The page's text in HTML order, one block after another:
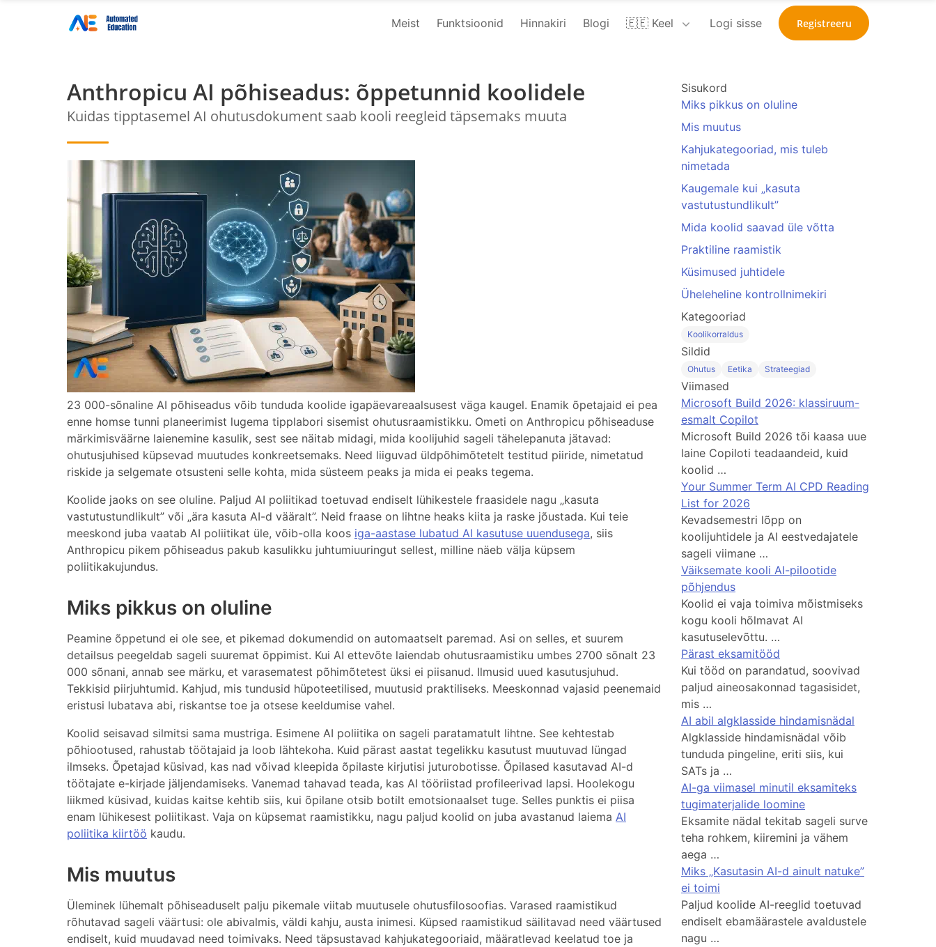
Meist Funktsioonid Hinnakiri Blogi 🇪🇪 Keel Logi sisse Registreeru
Anthropicu AI põhiseadus: õppetunnid koolidele
Kuidas tipptasemel AI ohutusdokument saab kooli reegleid täpsemaks muuta
23 000-sõnaline AI põhiseadus võib tunduda koolide igapäevareaalsusest väga kaugel. Enamik õpetajaid ei pea
enne homse tunni planeerimist lugema tipplabori sisemist ohutusraamistikku. Ometi on Anthropicu põhiseaduse
märkimisväärne laienemine kasulik, sest see näitab midagi, mida koolijuhid sageli tähelepanuta jätavad:
ohutusjuhised küpsevad muutudes konkreetsemaks. Need liiguvad üldpõhimõtetelt testitud piiride, nimetatud
riskide ja selgemate otsusteni selle kohta, mida süsteem peaks ja mida ei peaks tegema.
Koolide jaoks on see oluline. Paljud AI poliitikad toetuvad endiselt lühikestele fraasidele nagu „kasuta
vastutustundlikult” või „ära kasuta AI-d vääralt”. Neid fraase on lihtne heaks kiita ja raske jõustada. Kui teie
meeskond juba vaatab AI poliitikat üle, võib-olla koos iga-aastase lubatud AI kasutuse uuendusega, siis
Anthropicu pikem põhiseadus pakub kasulikku juhtumiuuringut sellest, milline näeb välja küpsem
poliitikakujundus.
Miks pikkus on oluline
Peamine õppetund ei ole see, et pikemad dokumendid on automaatselt paremad. Asi on selles, et suurem
detailsus peegeldab sageli suuremat õppimist. Kui AI ettevõte laiendab ohutusraamistiku umbes 2700 sõnalt 23
000 sõnani, annab see märku, et varasematest põhimõtetest üksi ei piisanud. Ilmusid uued kasutusjuhud.
Tekkisid piirjuhtumid. Kahjud, mis tundusid hüpoteetilised, muutusid praktiliseks. Meeskonnad vajasid peenemaid
eristusi lubatava abi, riskantse toe ja otsese keeldumise vahel.
Koolid seisavad silmitsi sama mustriga. Esimene AI poliitika on sageli paratamatult lihtne. See kehtestab
põhiootused, rahustab töötajaid ja loob lähtekoha. Kuid pärast aastat tegelikku kasutust muutuvad lüngad
ilmseks. Õpetajad küsivad, kas nad võivad kleepida õpilaste kirjutisi juturobotisse. Õpilased kasutavad AI-d
töötajate e-kirjade jäljendamiseks. Vanemad tahavad teada, kas AI tööriistad profileerivad lapsi. Hoolekogu
liikmed küsivad, kuidas kaitse kehtib siis, kui õpilane otsib botilt emotsionaalset tuge. Selles punktis ei piisa
enam lühikesest poliitikast. Vaja on küpsemat raamistikku, nagu paljud koolid on juba avastanud laiema AI
poliitika kiirtöö kaudu.
Mis muutus
Üleminek lühemalt põhiseaduselt palju pikemale viitab muutusele ohutusfilosoofias. Varased raamistikud
rõhutavad sageli väärtusi: ole abivalmis, väldi kahju, austa inimesi. Küpsed raamistikud säilitavad need väärtused
endiselt, kuid muudavad need toimivaks. Need täpsustavad kahjukategooriaid, määratlevad keelatud toe ja
Sisukord
Miks pikkus on oluline
Mis muutus
Kahjukategooriad, mis tuleb
nimetada
Kaugemale kui „kasuta
vastutustundlikult”
Mida koolid saavad üle võtta
Praktiline raamistik
Küsimused juhtidele
Üheleheline kontrollnimekiri
Kategooriad
Koolikorraldus
Sildid
Ohutus Eetika Strateegiad
Viimased
Microsoft Build 2026: klassiruum-
esmalt Copilot
Microsoft Build 2026 tõi kaasa uue
laine Copiloti teadaandeid, kuid
koolid …
Your Summer Term AI CPD Reading
List for 2026
Kevadsemestri lõpp on
koolijuhtidele ja AI eestvedajatele
sageli viimane …
Väiksemate kooli AI-pilootide
põhjendus
Koolid ei vaja toimiva mõistmiseks
kogu kooli hõlmavat AI
kasutuselevõttu. …
Pärast eksamitööd
Kui tööd on parandatud, soovivad
paljud aineosakonnad tagasisidet,
mis …
AI abil algklasside hindamisnädal
Algklasside hindamisnädal võib
tunduda pingeline, eriti siis, kui
SATs ja …
AI-ga viimasel minutil eksamiteks
tugimaterjalide loomine
Eksamite nädal tekitab sageli surve
teha rohkem, kiiremini ja vähem
aega …
Miks „Kasutasin AI-d ainult natuke”
ei toimi
Paljud koolide AI-reeglid toetuvad
endiselt ebamäärastele avaldustele
nagu …